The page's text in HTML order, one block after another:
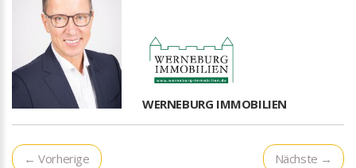
WERNEBURG IMMOBILIEN
← Vorherige Nächste →